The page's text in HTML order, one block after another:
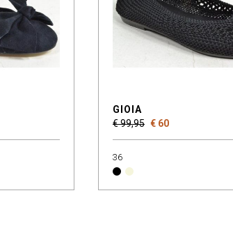
GIOIA
€ 99,95 € 60
36